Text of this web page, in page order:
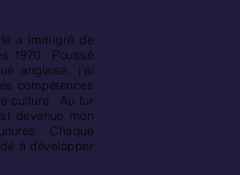
a immigré de
1970.
Poussé
anglaise, j'ai
compétences
culture. Au fur
devenue mon
Chaque
à développer